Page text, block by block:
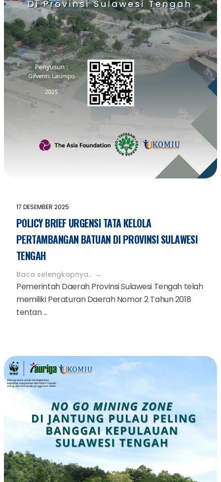
17 DESEMBER 2025
POLICY BRIEF URGENSI TATA KELOLA
PERTAMBANGAN BATUAN DI PROVINSI SULAWESI
TENGAH
Baca selengkapnya..
Pemerintah Daerah Provinsi Sulawesi Tengah telah
memiliki Peraturan Daerah Nomor 2 Tahun 2018
tentan ...